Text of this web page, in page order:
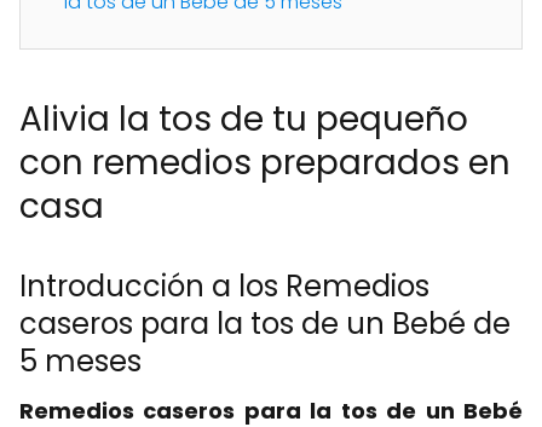
Alivia la tos de tu pequeño
con remedios preparados en
casa
Introducción a los Remedios
caseros para la tos de un Bebé de
5 meses
Remedios caseros para la tos de un Bebé